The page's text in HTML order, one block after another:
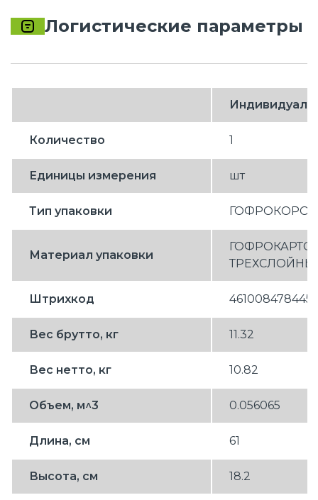
Логистические параметры
Количество 1
Единицы измерения шт
Тип упаковки ГОФРОКОРОБ
Материал упаковки
Штрихкод
Вес брутто, кг 11.32
Вес нетто, кг 10.82
Объем, м^3 0.056065
Длина, см 61
Высота, см 18.2